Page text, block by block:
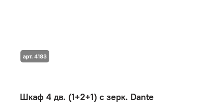
Шкаф 4 дв. (1+2+1) с зерк. Dante
арт. 4183